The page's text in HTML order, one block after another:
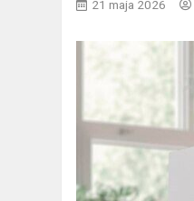
21 maja 2026